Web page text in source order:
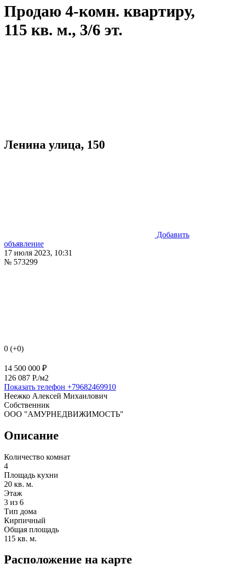
Продаю 4-комн. квартиру,
115 кв. м., 3/6 эт.
Ленина улица, 150
Добавить
объявление
17 июля 2023, 10:31
№ 573299
0 (+0)
14 500 000 ₽
126 087 P./м2
Показать телефон +79682469910
Неежко Алексей Михаилович
Собственник
ООО "АМУРНЕДВИЖИМОСТЬ"
Описание
Количество комнат
4
Площадь кухни
20 кв. м.
Этаж
3 из 6
Тип дома
Кирпичный
Общая площадь
115 кв. м.
Расположение на карте